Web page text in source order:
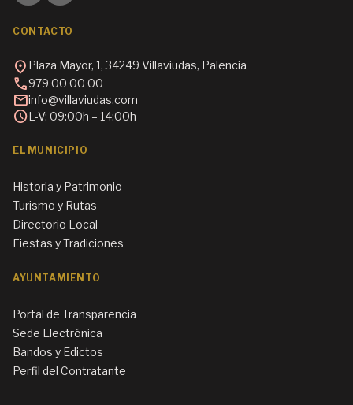
CONTACTO
location_on Plaza Mayor, 1, 34249 Villaviudas, Palencia
call979 00 00 00
mailinfo@villaviudas.com
scheduleL-V: 09:00h – 14:00h
EL MUNICIPIO
Historia y Patrimonio
Turismo y Rutas
Directorio Local
Fiestas y Tradiciones
AYUNTAMIENTO
Portal de Transparencia
Sede Electrónica
Bandos y Edictos
Perfil del Contratante